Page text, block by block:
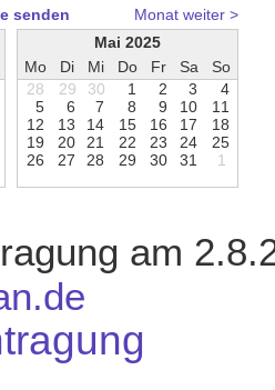
senden
Monat weiter >
Mai 2025
Mo
Di Mi Do Fr Sa
So
28
29 30 1 2 3
4
5
6 7 8 9 10 1 1
1 2 13 14 15 16 17 18
19 20 21 22 23 24 25
26 27 28 29 30 31 1
am